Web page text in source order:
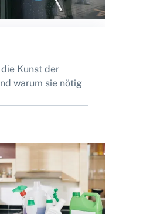
Kunst der
warum sie nötig